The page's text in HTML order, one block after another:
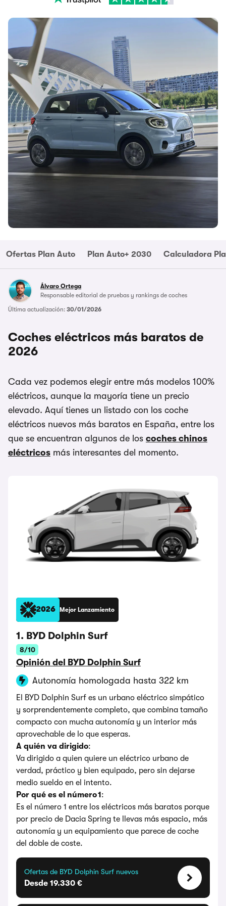
Ofertas Plan Auto Plan Auto+ 2030 Calculadora
Álvaro Ortega
Responsable editorial de pruebas y rankings de coches
Última actualización: 30/01/2026
Coches eléctricos más baratos de
2026
Cada vez podemos elegir entre más modelos 100%
eléctricos, aunque la mayoría tiene un precio
elevado. Aquí tienes un listado con los coche
eléctricos nuevos más baratos en España, entre los
que se encuentran algunos de los coches chinos
eléctricos más interesantes del momento.
2026 Mejor Lanzamiento
1. BYD Dolphin Surf
8/10
Opinión del BYD Dolphin Surf
Autonomía homologada hasta 322 km
El BYD Dolphin Surf es un urbano eléctrico simpático
y sorprendentemente completo, que combina tamaño
compacto con mucha autonomía y un interior más
aprovechable de lo que esperas.
A quién va dirigido:
Va dirigido a quien quiere un eléctrico urbano de
verdad, práctico y bien equipado, pero sin dejarse
medio sueldo en el intento.
Por qué es el número 1:
Es el número 1 entre los eléctricos más baratos porque
por precio de Dacia Spring te llevas más espacio, más
autonomía y un equipamiento que parece de coche
del doble de coste.
Ofertas de BYD Dolphin Surf nuevos
Desde 19.330 €